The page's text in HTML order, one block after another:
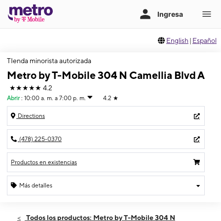
English | Español
TIenda minorista autorizada
Metro by T-Mobile 304 N Camellia Blvd A
★★★★★ 4.2
Abrir : 10:00 a. m. a 7:00 p. m. 4.2 ★
Directions
(478) 225-0370
Productos en existencias
Más detalles
Viernes:10:00 a. m. a 7:00 p. m.
Todos los productos: Metro by T-Mobile 304 N